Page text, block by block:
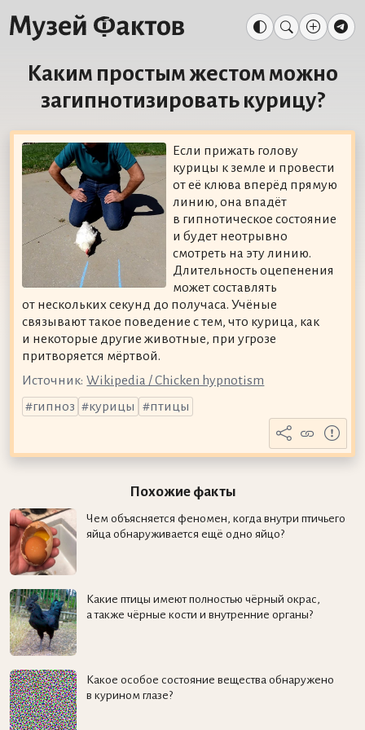
Каким простым жестом можно
загипнотизировать курицу?
Если прижать голову
курицы к земле и провести
от её клюва вперёд прямую
линию, она впадёт
в гипнотическое состояние
и будет неотрывно
смотреть на эту линию.
Длительность оцепенения
может составлять
от нескольких секунд до получаса. Учёные
связывают такое поведение с тем, что курица, как
и некоторые другие животные, при угрозе
притворяется мёртвой.
Источник: Wikipedia / Chicken hypnotism
гипноз
курицы птицы
Похожие факты
Чем объясняется феномен, когда внутри птичьего
яйца обнаруживается ещё одно яйцо?
Какие птицы имеют полностью чёрный окрас,
а также чёрные кости и внутренние органы?
Какое особое состояние вещества обнаружено
в курином глазе?